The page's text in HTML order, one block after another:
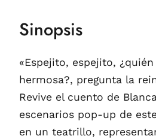
Sinopsis
«Espejito, espejito,
hermosa?, pregunta la
Revive el cuento de
escenarios pop-up de
en un teatrillo,